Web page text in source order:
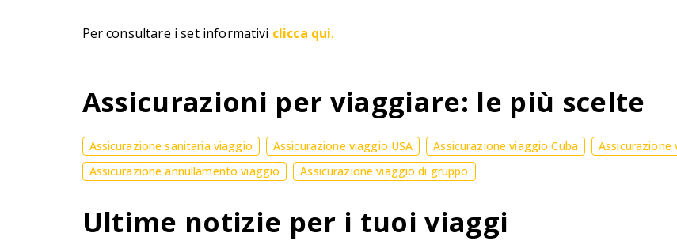
Per consultare i set informativi clicca qui.
Assicurazioni per viaggiare: le più scelte
Assicurazione sanitaria viaggio Assicurazione viaggio USA Assicurazione viaggio Cuba Assicurazione
Assicurazione annullamento viaggio
Assicurazione viaggio di gruppo
Ultime notizie per i tuoi viaggi